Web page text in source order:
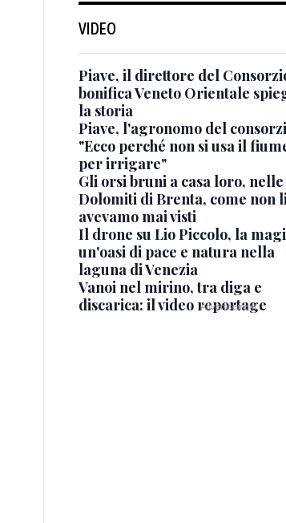
VIDEO
Piave, il direttore del
bonifica Veneto Orientale
la storia
Piave, l'agronomo del
"Ecco perché non si usa il
per irrigare"
Gli orsi bruni a casa loro, nelle
Dolomiti di Brenta, come non
avevamo mai visti
Il drone su Lio Piccolo, la
un'oasi di pace e natura nella
laguna di Venezia
Vanoi nel mirino, tra diga e
discarica: il video reportage